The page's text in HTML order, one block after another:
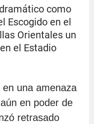
como
Escogido en el
Orientales un
el Estadio
una amenaza
en poder de
retrasado